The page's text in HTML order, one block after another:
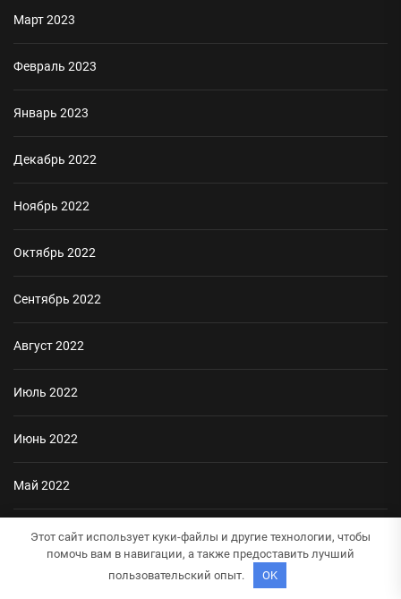
Март 2023
Февраль 2023
Январь 2023
Декабрь 2022
Ноябрь 2022
Октябрь 2022
Сентябрь 2022
Август 2022
Июль 2022
Июнь 2022
Май 2022
Апрель 2022
Этот сайт использует куки-файлы и другие технологии, чтобы
помочь вам в навигации, а также предоставить лучший
пользовательский опыт.
OK